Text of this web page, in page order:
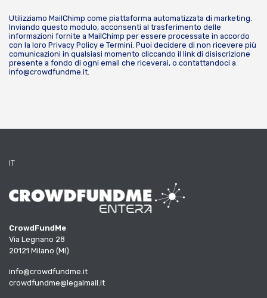
Utilizziamo MailChimp come piattaforma automatizzata di marketing.
Inviando questo modulo, acconsenti al trasferimento delle
informazioni fornite a MailChimp per essere processate in accordo
con la loro Privacy Policy e Termini . Puoi decidere di non ricevere più
comunicazioni in qualsiasi momento cliccando il link di disiscrizione
presente a fondo di ogni email che riceverai, o contattandoci a
info@crowdfundme.it
IT
CrowdFundMe
Via Legnano 28
20121 Milano (MI)
info@crowdfundme.it
crowdfundme@legalmail.it